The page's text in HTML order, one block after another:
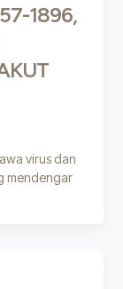
1896,
virus dan
mendengar